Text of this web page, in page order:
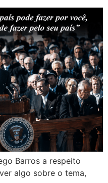
Barros a respeito
algo sobre o tema,